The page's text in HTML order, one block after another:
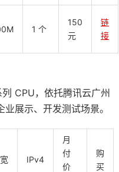
1 个
150
元
链
接
CPU，依托腾讯云广州
展示、开发测试场景。
IPv4
月
付
价
购
买